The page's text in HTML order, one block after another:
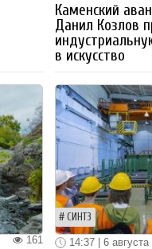
Каменский
Данил Козлов
в искусство
161
СИНТЗ
14:37 | 6 августа